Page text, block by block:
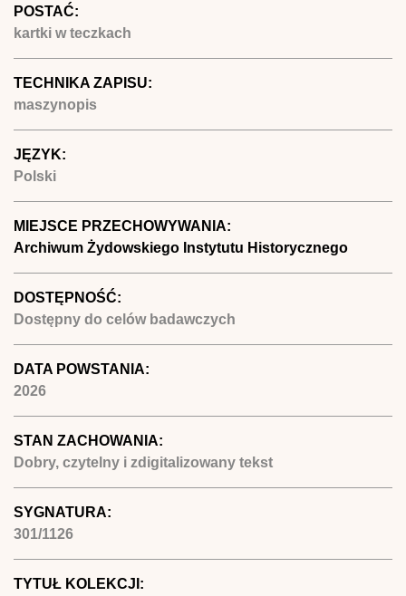
POSTAĆ:
kartki w teczkach
TECHNIKA ZAPISU:
maszynopis
JĘZYK:
Polski
MIEJSCE PRZECHOWYWANIA:
Archiwum Żydowskiego Instytutu Historycznego
DOSTĘPNOŚĆ:
Dostępny do celów badawczych
DATA POWSTANIA:
2026
STAN ZACHOWANIA:
Dobry, czytelny i zdigitalizowany tekst
SYGNATURA:
301/1126
TYTUŁ KOLEKCJI: